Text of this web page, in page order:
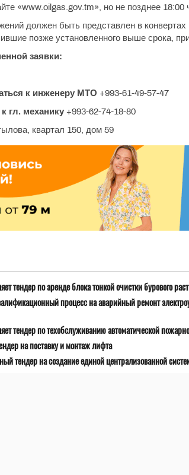
«www.oilgas.gov.tm», но не позднее 18:00
должен быть представлен в конвертах
позже установленного выше срока,
заявки:
к инженеру МТО +993-61-49-57-47
гл. механику +993-62-74-18-80
квартал 150, дом 59
тендер по аренде блока тонкой очистки бурового
процесс на аварийный ремонт
тендер по техобслуживанию автоматической
на поставку и монтаж лифта
тендер на создание единой централизованной